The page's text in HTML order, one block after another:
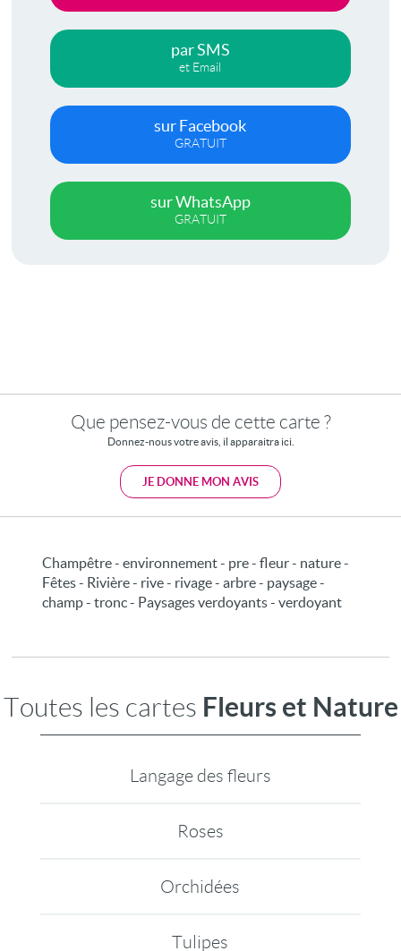
par SMS
et Email
sur Facebook
GRATUIT
sur WhatsApp
GRATUIT
Que pensez-vous de cette carte ?
Donnez-nous votre avis, il apparaitra ici.
JE DONNE MON AVIS
Champêtre - environnement - pre - fleur - nature -
Fêtes - Rivière - rive - rivage - arbre - paysage -
champ - tronc - Paysages verdoyants - verdoyant
Toutes les cartes Fleurs et Nature
Langage des fleurs
Roses
Orchidées
Tulipes